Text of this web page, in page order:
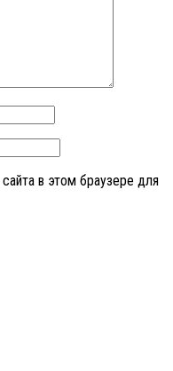
в этом браузере для